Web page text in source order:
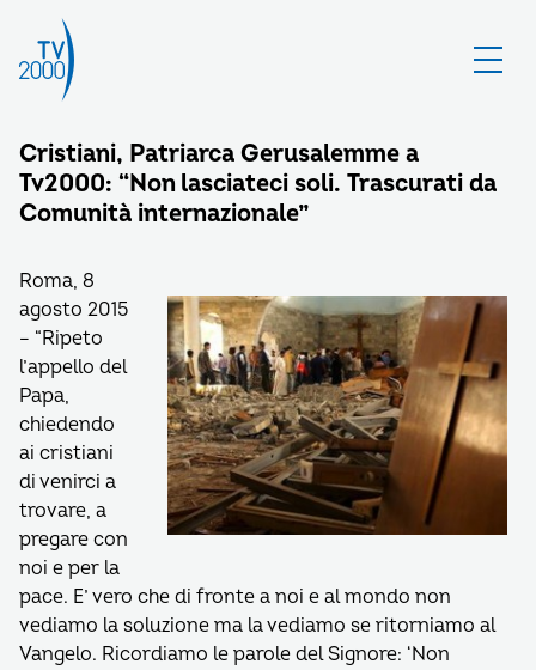
Cristiani, Patriarca Gerusalemme a
Tv2000: “Non lasciateci soli. Trascurati da
Comunità internazionale”
Roma, 8
agosto 2015
– “Ripeto
l’appello del
Papa,
chiedendo
ai cristiani
di venirci a
trovare, a
pregare con
noi e per la
pace. E’ vero che di fronte a noi e al mondo non
vediamo la soluzione ma la vediamo se ritorniamo al
Vangelo. Ricordiamo le parole del Signore: ‘Non